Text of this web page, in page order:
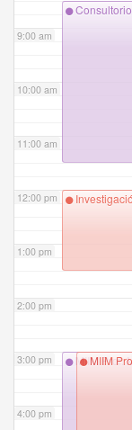
9:00 am
10:00 am
11:00 am
12:00 pm
1:00 pm
2:00 pm
3:00 pm
4:00 pm
Consultorio
MIIM Prof.
MIIM